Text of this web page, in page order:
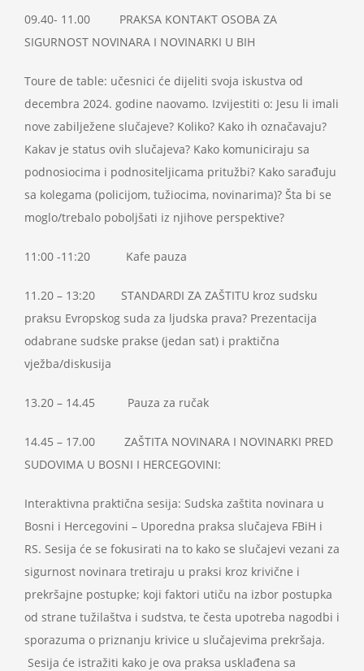
09.40- 11.00 PRAKSA KONTAKT OSOBA ZA
SIGURNOST NOVINARA I NOVINARKI U BIH
Toure de table: učesnici će dijeliti svoja iskustva od
decembra 2024. godine naovamo. Izvijestiti o: Jesu li imali
nove zabilježene slučajeve? Koliko? Kako ih označavaju?
Kakav je status ovih slučajeva? Kako komuniciraju sa
podnosiocima i podnositeljicama pritužbi? Kako sarađuju
sa kolegama (policijom, tužiocima, novinarima)? Šta bi se
moglo/trebalo poboljšati iz njihove perspektive?
11:00 -11:20 Kafe pauza
11.20 – 13:20 STANDARDI ZA ZAŠTITU kroz sudsku
praksu Evropskog suda za ljudska prava? Prezentacija
odabrane sudske prakse (jedan sat) i praktična
vježba/diskusija
13.20 – 14.45 Pauza za ručak
14.45 – 17.00 ZAŠTITA NOVINARA I NOVINARKI PRED
SUDOVIMA U BOSNI I HERCEGOVINI:
Interaktivna praktična sesija: Sudska zaštita novinara u
Bosni i Hercegovini – Uporedna praksa slučajeva FBiH i
RS. Sesija će se fokusirati na to kako se slučajevi vezani za
sigurnost novinara tretiraju u praksi kroz krivične i
prekršajne postupke; koji faktori utiču na izbor postupka
od strane tužilaštva i sudstva, te česta upotreba nagodbi i
sporazuma o priznanju krivice u slučajevima prekršaja.
Sesija će istražiti kako je ova praksa usklađena sa